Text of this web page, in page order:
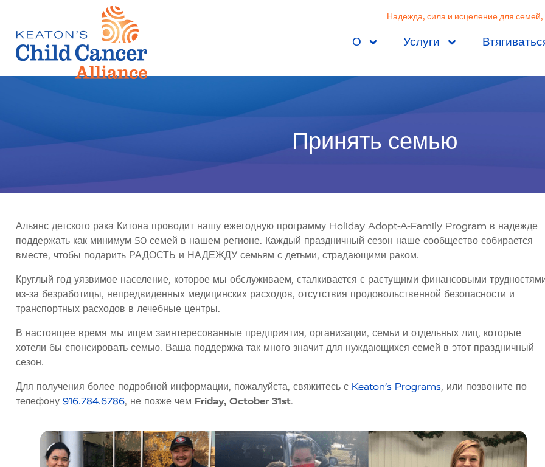
Надежда, сила и исцеление для
О Услуги
Принять семью
Альянс детского рака Китона проводит нашу ежегодную программу Holiday Adopt-A-Family Program в надежде
поддержать как минимум 50 семей в нашем регионе. Каждый праздничный сезон наше сообщество собирается
вместе, чтобы подарить РАДОСТЬ и НАДЕЖДУ семьям с детьми, страдающими раком.
Круглый год уязвимое население, которое мы обслуживаем, сталкивается с растущими финансовыми
из-за безработицы, непредвиденных медицинских расходов, отсутствия продовольственной безопасности и
транспортных расходов в лечебные центры.
В настоящее время мы ищем заинтересованные предприятия, организации, семьи и отдельных лиц, которые
хотели бы спонсировать семью. Ваша поддержка так много значит для нуждающихся семей в этот праздничный
сезон.
Для получения более подробной информации, пожалуйста, свяжитесь с Keaton’s Programs, или позвоните по
телефону 916.784.6786, не позже чем Friday, October 31st.